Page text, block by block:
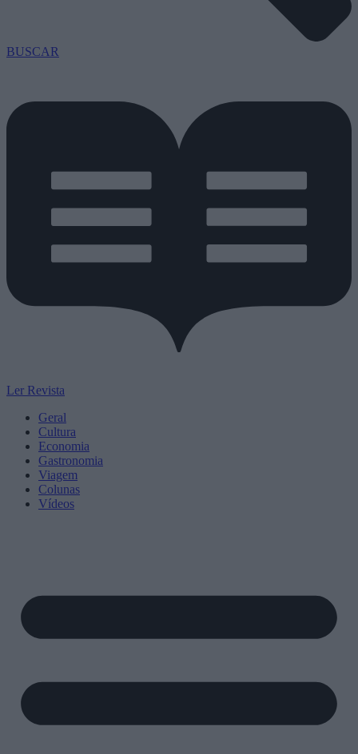
BUSCAR
Ler Revista
Geral
Cultura
Economia
Gastronomia
Viagem
Colunas
Vídeos